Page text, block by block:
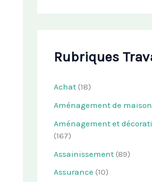
Rubriques
Achat (18)
Aménagement de maison
Aménagement et
(167)
Assainissement (89)
Assurance (10)